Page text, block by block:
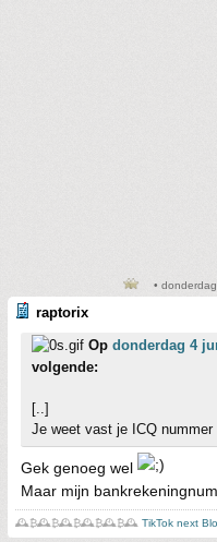
•
raptorix
Op donderdag 4
volgende:
[..]
Je weet vast je ICQ nummer
Gek genoeg wel
Maar mijn
🕰️₿🕰️₿🕰️₿🕰️₿🕰️₿🕰️ TikTok next